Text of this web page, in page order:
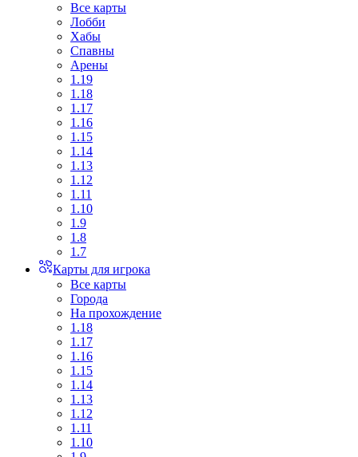
Все карты
Лобби
Хабы
Спавны
Арены
1.19
1.18
1.17
1.16
1.15
1.14
1.13
1.12
1.11
1.10
1.9
1.8
1.7
Карты для игрока
Все карты
Города
На прохождение
1.18
1.17
1.16
1.15
1.14
1.13
1.12
1.11
1.10